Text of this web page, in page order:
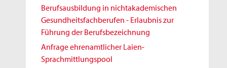
Berufsausbildung in nichtakademischen
Gesundheitsfachberufen - Erlaubnis zur
Führung der Berufsbezeichnung
Anfrage ehrenamtlicher Laien-
Sprachmittlungspool